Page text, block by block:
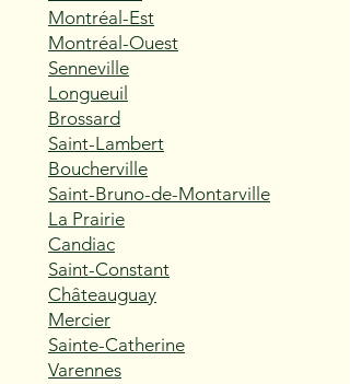
Montréal-Est
Montréal-Ouest
Senneville
Longueuil
Brossard
Saint-Lambert
Boucherville
Saint-Bruno-de-Montarville
La Prairie
Candiac
Saint-Constant
Châteauguay
Mercier
Sainte-Catherine
Varennes